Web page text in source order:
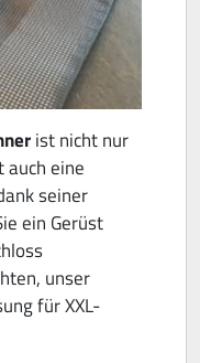
ist nicht nur
eine
seiner
ein Gerüst
unser
für XXL-